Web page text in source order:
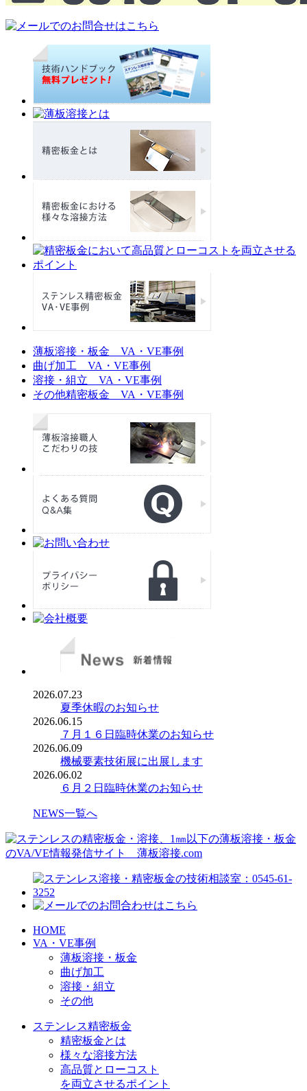
薄板溶接・板金 VA・VE事例
曲げ加工 VA・VE事例
溶接・組立 VA・VE事例
その他精密板金 VA・VE事例
2026.07.23
夏季休暇のお知らせ
2026.06.15
７月１６日臨時休業のお知らせ
2026.06.09
機械要素技術展に出展します
2026.06.02
６月２日臨時休業のお知らせ
NEWS一覧へ
HOME
VA・VE事例
薄板溶接・板金
曲げ加工
溶接・組立
その他
ステンレス精密板金
精密板金とは
様々な溶接方法
高品質とローコスト
を両立させるポイント